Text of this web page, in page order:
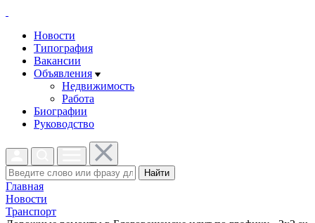
Новости
Типография
Вакансии
Объявления
Недвижимость
Работа
Биографии
Руководство
Найти
Главная
Новости
Транспорт